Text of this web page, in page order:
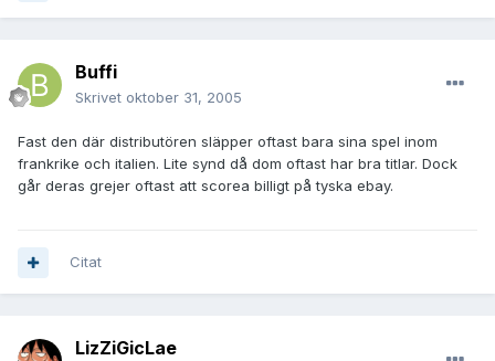
Buffi
Skrivet oktober 31, 2005
Fast den där distributören släpper oftast bara sina spel inom
frankrike och italien. Lite synd då dom oftast har bra titlar. Dock
går deras grejer oftast att scorea billigt på tyska ebay.
Citat
LizZiGicLae